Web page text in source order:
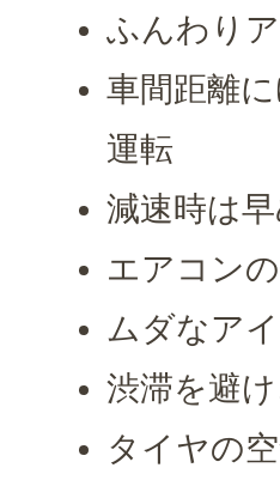
ふんわり
車間距離
運転
減速時は
エアコン
ムダなア
渋滞を避
タイヤの